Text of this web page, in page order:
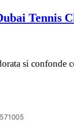
Tennis
si